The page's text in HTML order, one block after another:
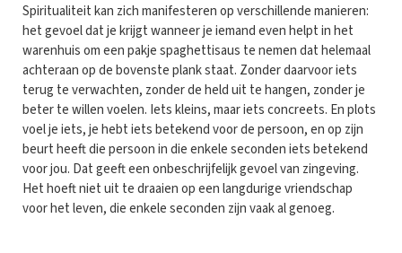
Spiritualiteit kan zich manifesteren op verschillende manieren:
het gevoel dat je krijgt wanneer je iemand even helpt in het
warenhuis om een pakje spaghettisaus te nemen dat helemaal
achteraan op de bovenste plank staat. Zonder daarvoor iets
terug te verwachten, zonder de held uit te hangen, zonder je
beter te willen voelen. Iets kleins, maar iets concreets. En plots
voel je iets, je hebt iets betekend voor de persoon, en op zijn
beurt heeft die persoon in die enkele seconden iets betekend
voor jou. Dat geeft een onbeschrijfelijk gevoel van zingeving.
Het hoeft niet uit te draaien op een langdurige vriendschap
voor het leven, die enkele seconden zijn vaak al genoeg.